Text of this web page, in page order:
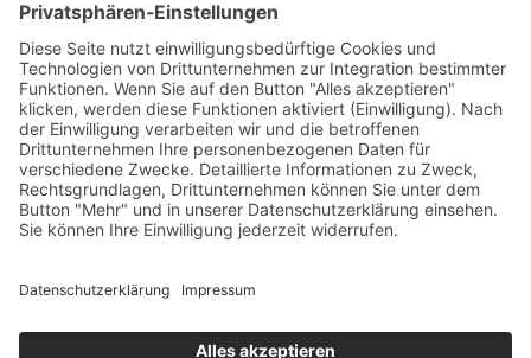
Datenschutz
Impressum
Büro